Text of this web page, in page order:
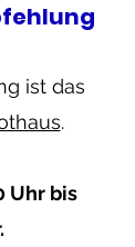
ist das
.
Uhr bis